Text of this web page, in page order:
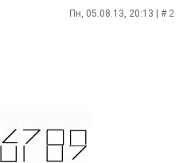
Пн, 05.08.13, 20:13 | # 2